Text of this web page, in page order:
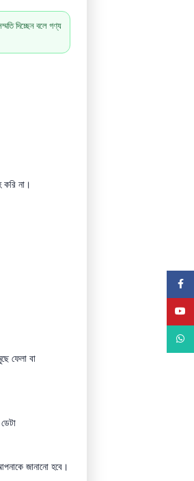
দিচ্ছেন বলে গণ্য
না।
ফেলা বা
জানানো হবে।